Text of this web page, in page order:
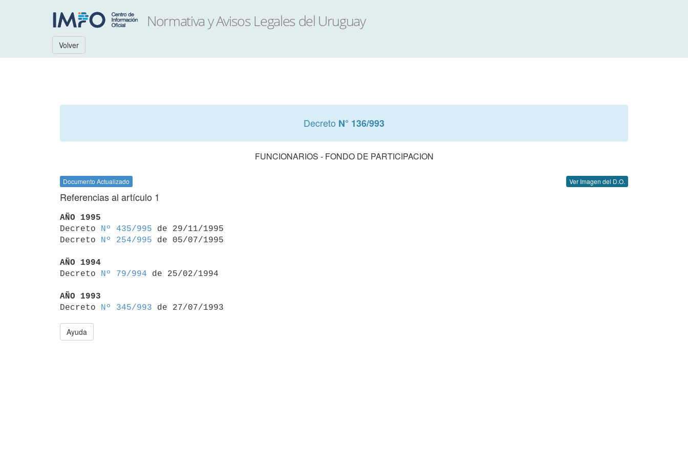
Volver
Decreto N° 136/993
FUNCIONARIOS - FONDO DE PARTICIPACION
Documento Actualizado Ver Imagen del D.O.
Referencias al artículo 1
AÑO 1995
Decreto
Nº 435/995 de 29/11/1995
Decreto
Nº 254/995 de 05/07/1995
AÑO 1994
Decreto
Nº 79/994 de 25/02/1994
AÑO 1993
Decreto
Nº 345/993
Ayuda